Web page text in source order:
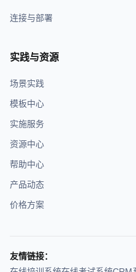
连接与部署
实践与资源
场景实践
模板中心
实施服务
资源中心
帮助中心
产品动态
价格方案
友情链接：